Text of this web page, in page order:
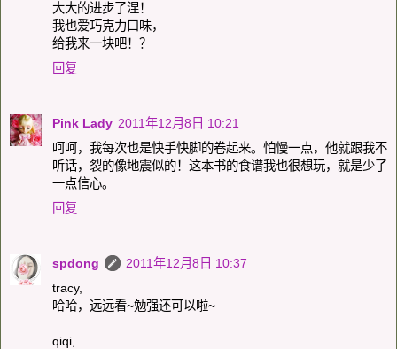
大大的进步了涅！
我也爱巧克力口味，
给我来一块吧！？
回复
Pink Lady 2011年12月8日 10:21
呵呵，我每次也是快手快脚的卷起来。怕慢一点，他就跟我不
听话，裂的像地震似的！这本书的食谱我也很想玩，就是少了
一点信心。
回复
spdong
2011年12月8日 10:37
tracy,
哈哈，远远看~勉强还可以啦~
qiqi,